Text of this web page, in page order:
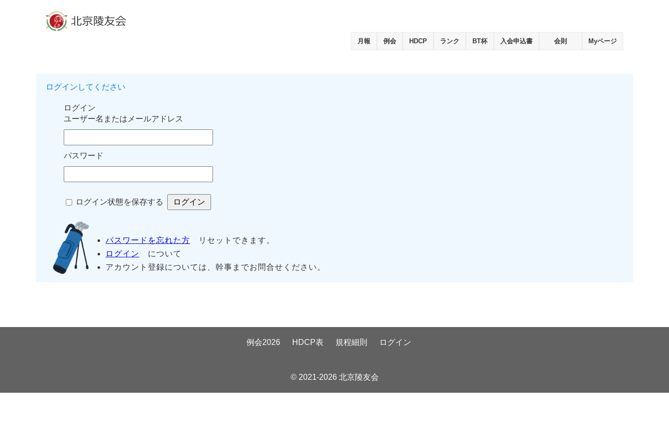
月報 例会 HDCP ランク BT杯 入会申込書 会則 Myページ
ログインしてください
ログイン
ユーザー名またはメールアドレス
パスワード
ログイン状態を保存する
パスワードを忘れた方 リセットできます。
ログイン
について
アカウント登録については、幹事までお問合せください。
例会2026 HDCP表 規程細則 ログイン
© 2021-2026 北京陵友会